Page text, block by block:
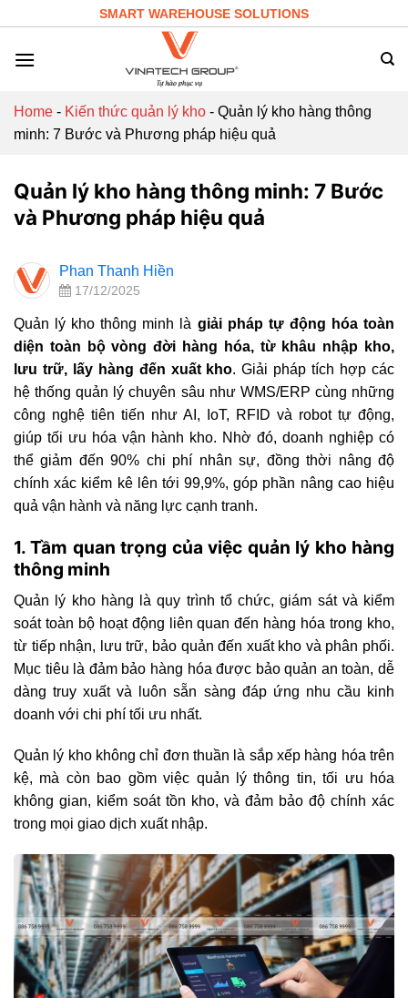
content
SMART WAREHOUSE SOLUTIONS
Home - Kiến thức quản lý kho - Quản lý kho hàng thông
minh: 7 Bước và Phương pháp hiệu quả
Quản lý kho hàng thông minh: 7 Bước
và Phương pháp hiệu quả
Phan Thanh Hiền
17/12/2025
Quản lý kho thông minh là giải pháp tự động hóa toàn
diện toàn bộ vòng đời hàng hóa, từ khâu nhập kho,
lưu trữ, lấy hàng đến xuất kho. Giải pháp tích hợp các
hệ thống quản lý chuyên sâu như WMS/ERP cùng những
công nghệ tiên tiến như AI, IoT, RFID và robot tự động,
giúp tối ưu hóa vận hành kho. Nhờ đó, doanh nghiệp có
thể giảm đến 90% chi phí nhân sự, đồng thời nâng độ
chính xác kiểm kê lên tới 99,9%, góp phần nâng cao hiệu
quả vận hành và năng lực cạnh tranh.
1. Tầm quan trọng của việc quản lý kho hàng
thông minh
Quản lý kho hàng là quy trình tổ chức, giám sát và kiểm
soát toàn bộ hoạt động liên quan đến hàng hóa trong kho,
từ tiếp nhận, lưu trữ, bảo quản đến xuất kho và phân phối.
Mục tiêu là đảm bảo hàng hóa được bảo quản an toàn, dễ
dàng truy xuất và luôn sẵn sàng đáp ứng nhu cầu kinh
doanh với chi phí tối ưu nhất.
Quản lý kho không chỉ đơn thuần là sắp xếp hàng hóa trên
kệ, mà còn bao gồm việc quản lý thông tin, tối ưu hóa
không gian, kiểm soát tồn kho, và đảm bảo độ chính xác
trong mọi giao dịch xuất nhập.